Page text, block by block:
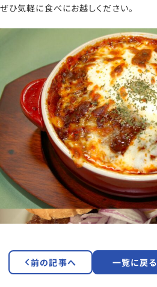
ぜひ気軽に食べにお越しください。
前の記事へ 一覧に戻る